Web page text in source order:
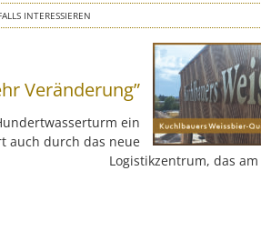
INTERESSIEREN
Veränderung”
ein
auch durch das neue
Logistikzentrum, das